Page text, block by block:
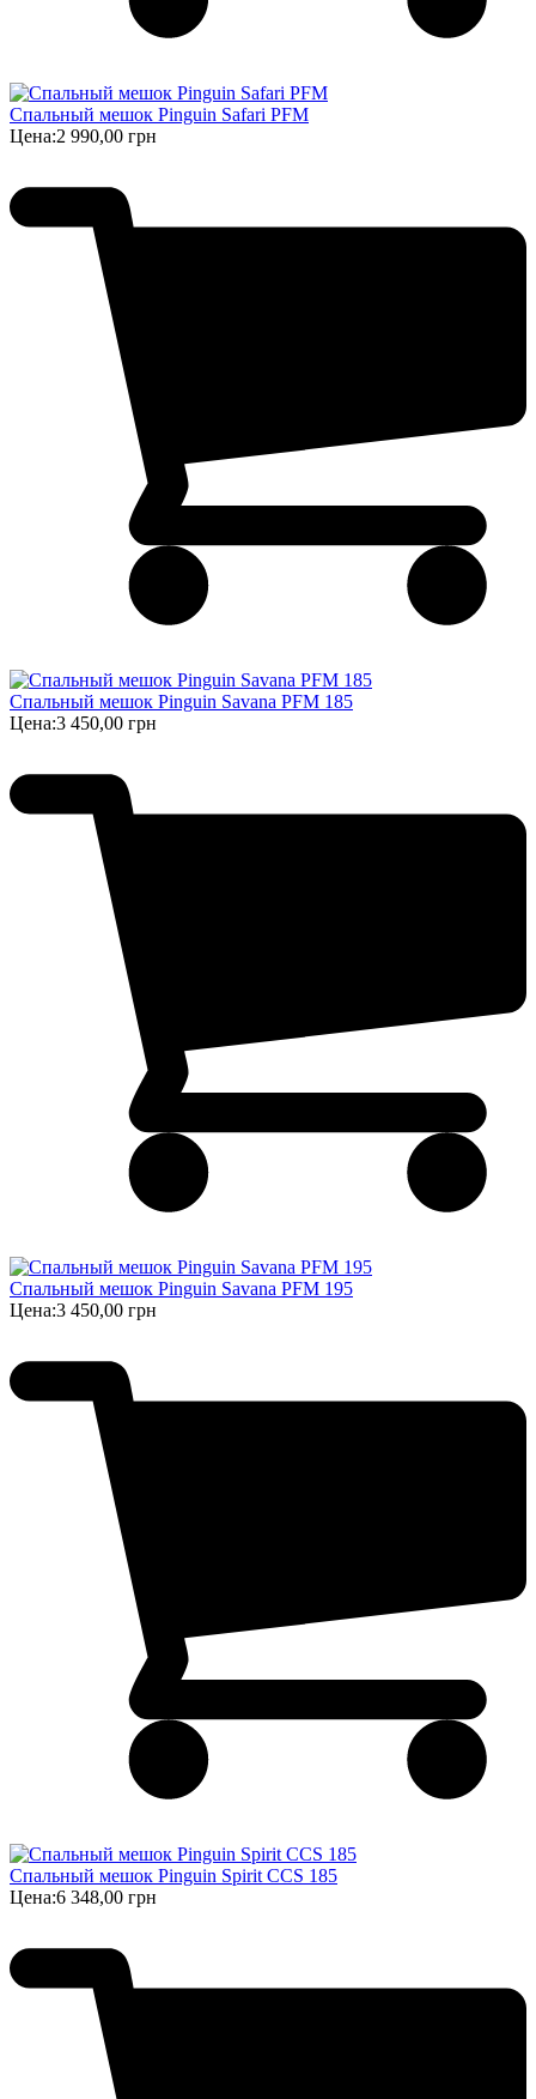
Спальный мешок Pinguin Safari PFM
Цена:2 990,00 грн
Спальный мешок Pinguin Savana PFM 185
Цена:3 450,00 грн
Спальный мешок Pinguin Savana PFM 195
Цена:3 450,00 грн
Спальный мешок Pinguin Spirit CCS 185
Цена:6 348,00 грн